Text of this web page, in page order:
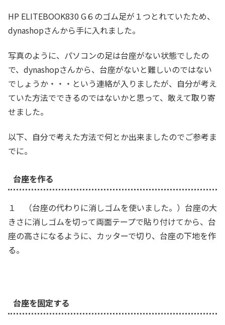
HP ELITEBOOK830 G６のゴム足が１つとれていたため、
dynashopさんから手に入れました。
写真のように、パソコンの足は台座がない状態でしたの
で、dynashopさんから、台座がないと難しいのではない
でしょうか・・・という連絡が入りましたが、自分が考え
ていた方法でできるのではないかと思って、敢えて取り寄
せました。
以下、自分で考えた方法で何とか出来ましたのでご参考ま
でに。
台座を作る
１ （台座の代わりに消しゴムを使いました。）台座の大
きさに消しゴムを切って両面テープで貼り付けてから、台
座の高さになるように、カッターで切り、台座の下地を作
る。
台座を固定する